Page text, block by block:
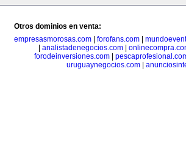
Otros dominios en venta:
empresasmorosas.com
forofans.com
analistadenegocios.com
forodeinversiones.com
uruguaynegocios.com